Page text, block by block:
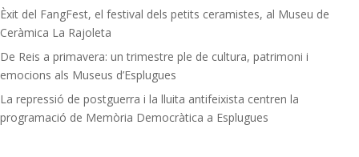
Èxit del FangFest, el festival dels petits ceramistes, al Museu de
Ceràmica La Rajoleta
De Reis a primavera: un trimestre ple de cultura, patrimoni i
emocions als Museus d’Esplugues
La repressió de postguerra i la lluita antifeixista centren la
programació de Memòria Democràtica a Esplugues